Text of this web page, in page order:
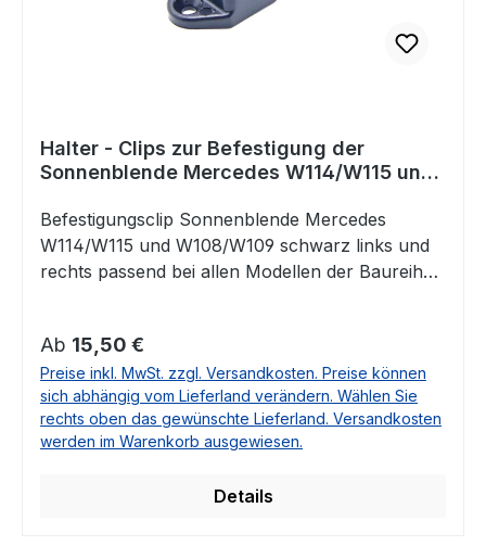
Halter - Clips zur Befestigung der
Sonnenblende Mercedes W114/W115 und
Befestigungsclip Sonnenblende Mercedes
W114/W115 und W108/W109 schwarz links und
rechts passend bei allen Modellen der Baureihen
Regulärer Preis:
Ab 15,50 €
Preise inkl. MwSt. zzgl. Versandkosten. Preise können
sich abhängig vom Lieferland verändern. Wählen Sie
rechts oben das gewünschte Lieferland. Versandkosten
werden im Warenkorb ausgewiesen.
Details